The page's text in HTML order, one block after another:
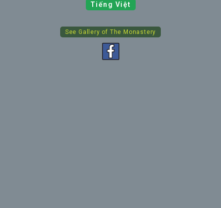
Tiếng Việt
See Gallery of The Monastery